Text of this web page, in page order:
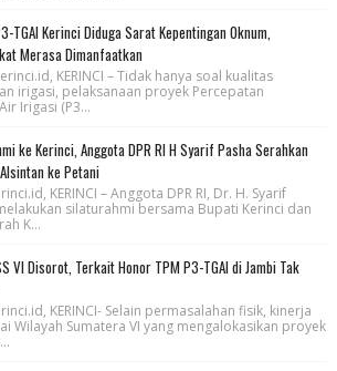
TGAI Kerinci Diduga Sarat Kepentingan Oknum,
Merasa Dimanfaatkan
KERINCI – Tidak hanya soal kualitas
irigasi, pelaksanaan proyek Percepatan
Irigasi (P3...
ke Kerinci, Anggota DPR RI H Syarif Pasha Serahkan
ke Petani
KERINCI – Anggota DPR RI, Dr. H. Syarif
silaturahmi bersama Bupati Kerinci dan
K...
VI Disorot, Terkait Honor TPM P3-TGAI di Jambi Tak
KERINCI- Selain permasalahan fisik, kinerja
Wilayah Sumatera VI yang mengalokasikan proyek